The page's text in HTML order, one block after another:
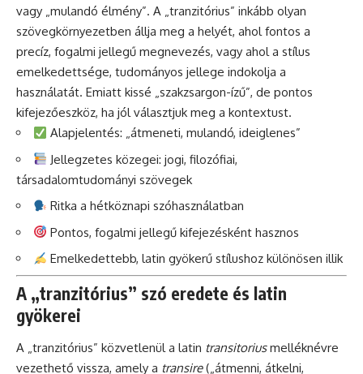
vagy „mulandó élmény”. A „tranzitórius” inkább olyan
szövegkörnyezetben állja meg a helyét, ahol fontos a
precíz, fogalmi jellegű megnevezés, vagy ahol a stílus
emelkedettsége, tudományos jellege indokolja a
használatát. Emiatt kissé „szakzsargon-ízű”, de pontos
kifejezőeszköz, ha jól választjuk meg a kontextust.
Alapjelentés: „átmeneti, mulandó, ideiglenes”
Jellegzetes közegei: jogi, filozófiai,
társadalomtudományi szövegek
Ritka a hétköznapi szóhasználatban
Pontos, fogalmi jellegű kifejezésként hasznos
Emelkedettebb, latin gyökerű stílushoz különösen illik
A „tranzitórius” szó eredete és latin
gyökerei
A „tranzitórius” közvetlenül a latin transitoriusmelléknévre
vezethető vissza, amely a transire(„átmenni, átkelni,